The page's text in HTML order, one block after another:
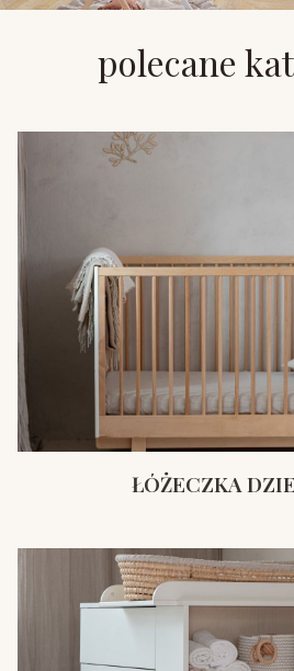
polecane
ŁÓŻECZKA